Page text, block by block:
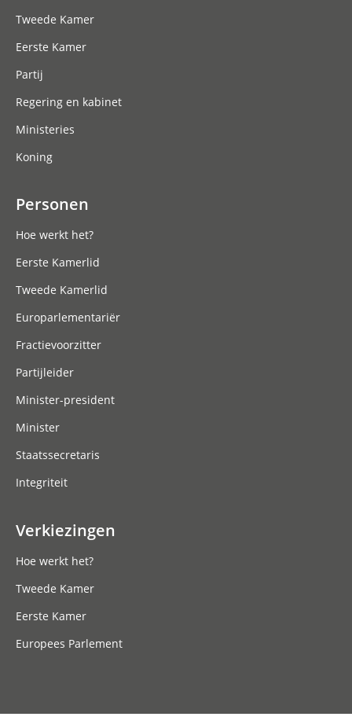
Tweede Kamer
Eerste Kamer
Partij
Regering en kabinet
Ministeries
Koning
Personen
Hoe werkt het?
Eerste Kamerlid
Tweede Kamerlid
Europarlementariër
Fractievoorzitter
Partijleider
Minister-president
Minister
Staatssecretaris
Integriteit
Verkiezingen
Hoe werkt het?
Tweede Kamer
Eerste Kamer
Europees Parlement